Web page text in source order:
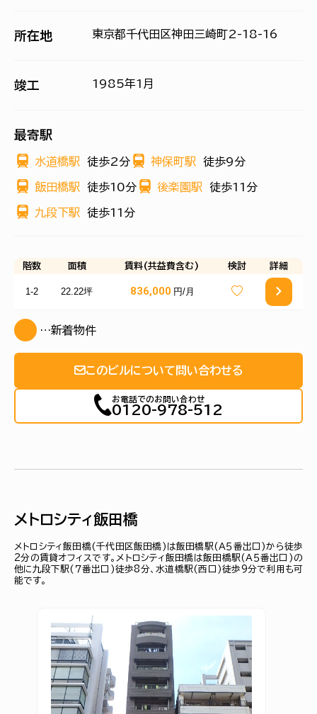
所在地 東京都千代田区神田三崎町2-18-16
竣工 1985年1月
最寄駅
水道橋駅 徒歩2分 神保町駅 徒歩9分
飯田橋駅 徒歩10分 後楽園駅 徒歩11分
九段下駅 徒歩11分
階数 面積 賃料(共益費含む) 検討 詳細
1-2 22.22坪 836,000 円/月
…新着物件
このビルについて問い合わせる
お電話でのお問い合わせ
0120-978-512
メトロシティ飯田橋
メトロシティ飯田橋(千代田区飯田橋)は飯田橋駅(Ａ５番出口)から徒歩
2分の賃貸オフィスです。メトロシティ飯田橋は飯田橋駅(Ａ５番出口)の
他に九段下駅(７番出口)徒歩8分、水道橋駅(西口)徒歩9分で利用も可
能です。